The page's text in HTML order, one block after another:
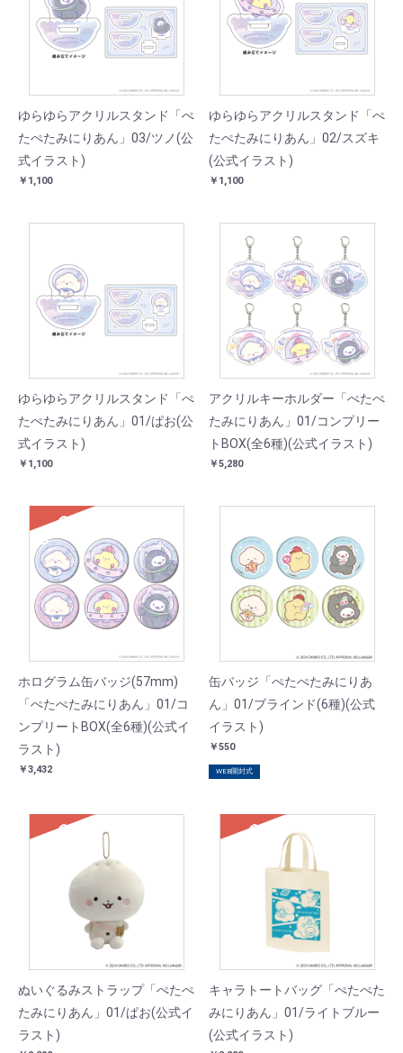
ゆらゆらアクリルスタンド「ぺ
たぺたみにりあん」03/ツノ(公
式イラスト)
￥1,100
ゆらゆらアクリルスタンド「ぺ
たぺたみにりあん」02/スズキ
(公式イラスト)
￥1,100
ゆらゆらアクリルスタンド「ぺ
たぺたみにりあん」01/ぱお(公
式イラスト)
￥1,100
アクリルキーホルダー「ぺたぺ
たみにりあん」01/コンプリー
トBOX(全6種)(公式イラスト)
￥5,280
SOLD
ホログラム缶バッジ(57mm)
「ぺたぺたみにりあん」01/コ
ンプリートBOX(全6種)(公式イ
ラスト)
￥3,432
缶バッジ「ぺたぺたみにりあ
ん」01/ブラインド(6種)(公式
イラスト)
￥550
WEB開封式
SOLD
ぬいぐるみストラップ「ぺたぺ
たみにりあん」01/ぱお(公式イ
ラスト)
SOLD
キャラトートバッグ「ぺたぺた
みにりあん」01/ライトブルー
(公式イラスト)